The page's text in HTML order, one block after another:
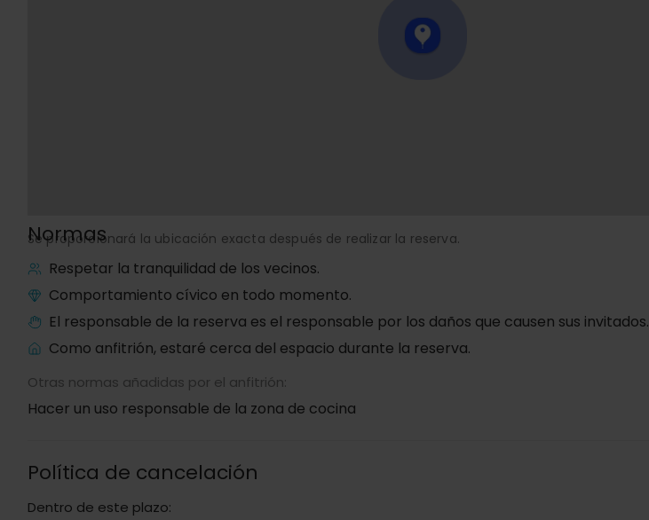
Se proporcionará la ubicación exacta después de realizar la reserva.
Normas
Respetar la tranquilidad de los vecinos.
Comportamiento cívico en todo momento.
El responsable de la reserva es el responsable por los daños que causen sus invitados.
Como anfitrión, estaré cerca del espacio durante la reserva.
Otras normas añadidas por el anfitrión:
Hacer un uso responsable de la zona de cocina
Política de cancelación
Dentro de este plazo: